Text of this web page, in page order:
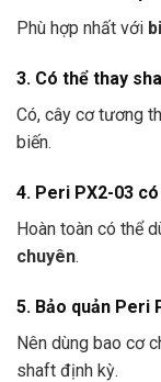
Phù hợp nhất với
3. Có thể thay
Có, cây cơ tương
biến.
4. Peri PX2-03
Hoàn toàn có thể
chuyên.
5. Bảo quản Peri
Nên dùng bao cơ
shaft định kỳ.